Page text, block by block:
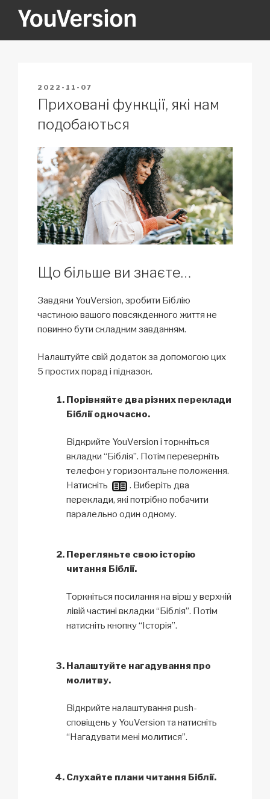
YOUVERSION
POSTED
ON
2022-11-07
Приховані функції, які нам
подобаються
Що більше ви знаєте…
Завдяки YouVersion, зробити Біблію
частиною вашого повсякденного життя не
повинно бути складним завданням.
Налаштуйте свій додаток за допомогою цих
5 простих порад і підказок.
Порівняйте два різних переклади
Біблії одночасно.
Відкрийте YouVersion і торкніться
вкладки “Біблія”. Потім переверніть
телефон у горизонтальне положення.
Натисніть
. Виберіть два
переклади, які потрібно побачити
паралельно один одному.
Перегляньте свою історію
читання Біблії.
Торкніться посилання на вірш у верхній
лівій частині вкладки “Біблія”. Потім
натисніть кнопку “Історія”.
Налаштуйте нагадування про
молитву.
Відкрийте налаштування push-
сповіщень у YouVersion та натисніть
“Нагадувати мені молитися”.
Слухайте плани читання Біблії.